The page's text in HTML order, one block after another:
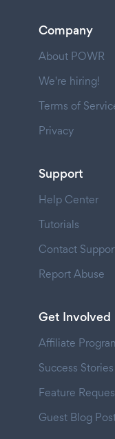
Company
About POWR
We're hiring!
Terms of
Privacy
Support
Help Center
Tutorials
Contact
Report Abuse
Get Involved
Affiliate
Success Stories
Feature
Guest Blog